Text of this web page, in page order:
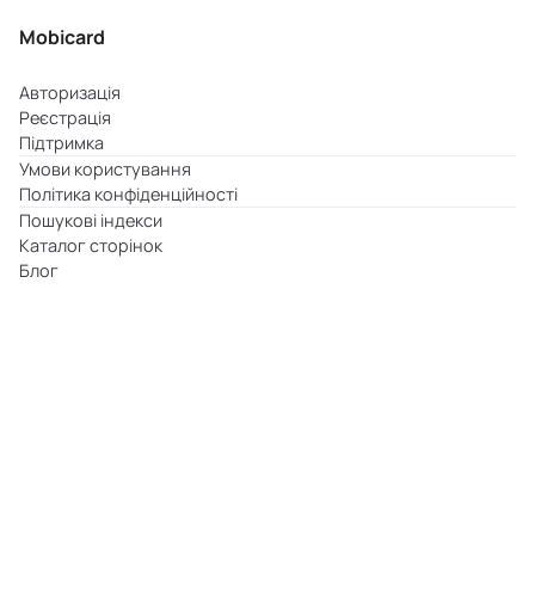
Mobicard
Авторизація
Реєстрація
Підтримка
Умови користування
Політика конфіденційності
Пошукові індекси
Каталог сторінок
Блог